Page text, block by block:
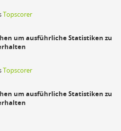
Topscorer
um ausführliche Statistiken zu
Topscorer
um ausführliche Statistiken zu